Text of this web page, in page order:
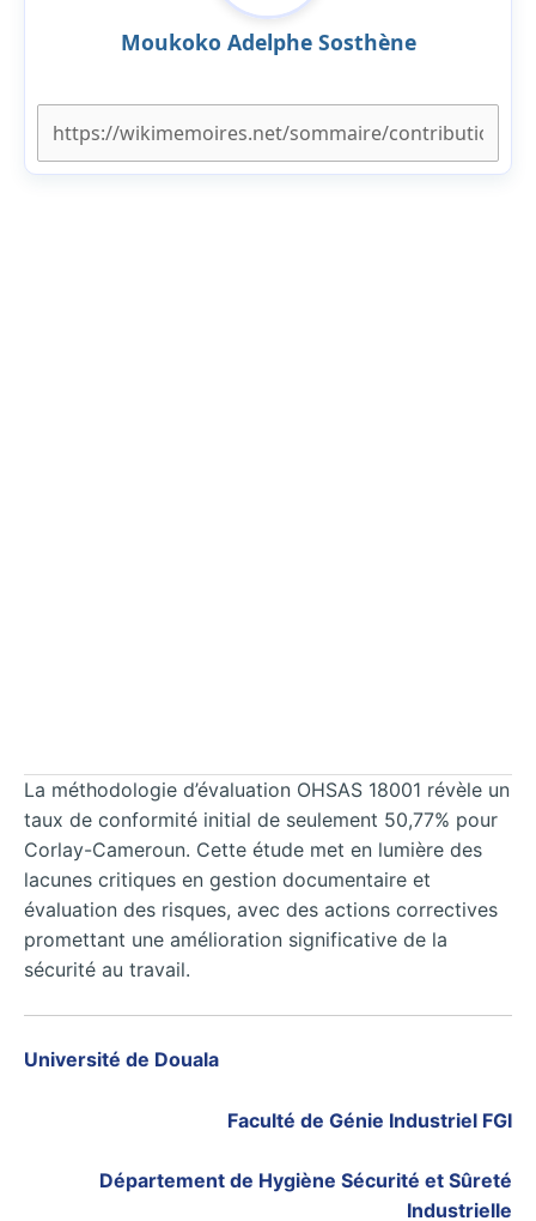
Moukoko Adelphe Sosthène
La méthodologie d’évaluation OHSAS 18001 révèle un
taux de conformité initial de seulement 50,77% pour
Corlay-Cameroun. Cette étude met en lumière des
lacunes critiques en gestion documentaire et
évaluation des risques, avec des actions correctives
promettant une amélioration significative de la
sécurité au travail.
Université de Douala
Faculté de Génie Industriel FGI
Département de Hygiène Sécurité et Sûreté
Industrielle